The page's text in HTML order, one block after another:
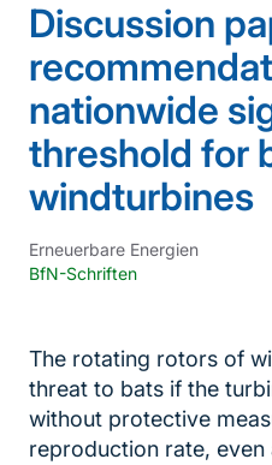
Discussion
nationwide
threshold for
windturbines
Erneuerbare Energien
BfN-Schriften
The rotating rotors of
threat to bats if the
without protective
reproduction rate, even